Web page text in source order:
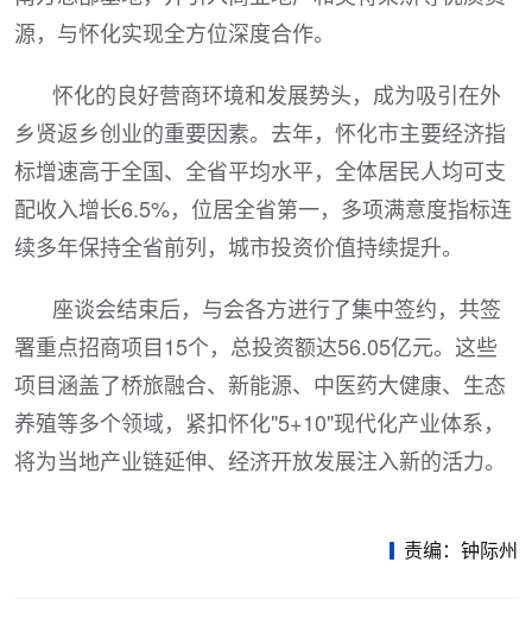
源，与怀化实现全方位深度合作。
怀化的良好营商环境和发展势头，成为吸引在外
乡贤返乡创业的重要因素。去年，怀化市主要经济指
标增速高于全国、全省平均水平，全体居民人均可支
配收入增长6.5%，位居全省第一，多项满意度指标连
续多年保持全省前列，城市投资价值持续提升。
座谈会结束后，与会各方进行了集中签约，共签
署重点招商项目15个，总投资额达56.05亿元。这些
项目涵盖了桥旅融合、新能源、中医药大健康、生态
养殖等多个领域，紧扣怀化"5+10"现代化产业体系，
将为当地产业链延伸、经济开放发展注入新的活力。
责编：钟际州